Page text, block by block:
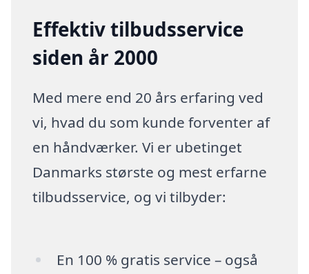
Effektiv tilbudsservice
siden år 2000
Med mere end 20 års erfaring ved
vi, hvad du som kunde forventer af
en håndværker. Vi er ubetinget
Danmarks største og mest erfarne
tilbudsservice, og vi tilbyder:
En 100 % gratis service – også